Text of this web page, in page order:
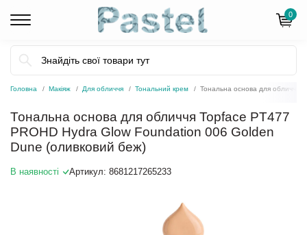
0
Головна Макіяж Для обличчя Тональний крем Тональна основа для обличчя
Тональна основа для обличчя Topface PT477
PROHD Hydra Glow Foundation 006 Golden
Dune (оливковий беж)
В наявності Артикул: 8681217265233